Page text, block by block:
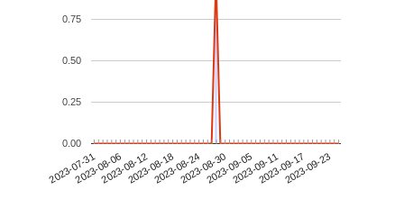
2023-07-312023-08-062023-08-122023-08-182023-08-242023-08-302023-09-052023-09-112023-09-172023-09-23
0.00
0.25
0.50
0.75